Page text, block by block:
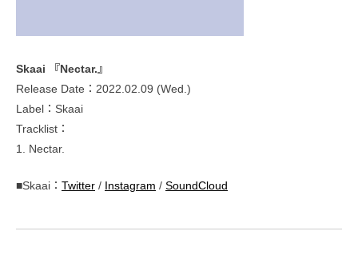
Skaai 『Nectar.』
Release Date：2022.02.09 (Wed.)
Label：Skaai
Tracklist：
1. Nectar.
■Skaai： Twitter / Instagram / SoundCloud